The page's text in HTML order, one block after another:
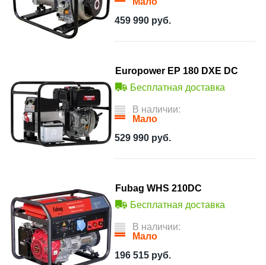
459 990 руб.
Europower EP 180 DXE DC
Бесплатная доставка
В наличии:
Мало
529 990 руб.
Fubag WHS 210DC
Бесплатная доставка
В наличии:
Мало
196 515 руб.